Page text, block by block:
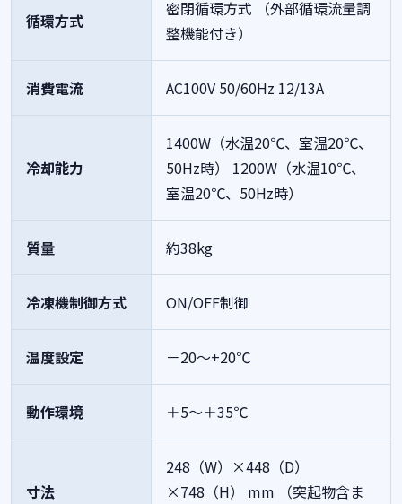
循環方式
密閉循環方式 （外部循環流量調
整機能付き）
消費電流 AC100V 50/60Hz 12/13A
冷却能力
1400W（水温20℃、室温20℃、
50Hz時）
1200W（水温10℃、
室温20℃、50Hz時）
質量 約38kg
冷凍機制御方式 ON/OFF制御
温度設定 －20～+20℃
動作環境 ＋5～＋35℃
寸法
248（W）×448（D）
×748（H） mm （突起物含ま